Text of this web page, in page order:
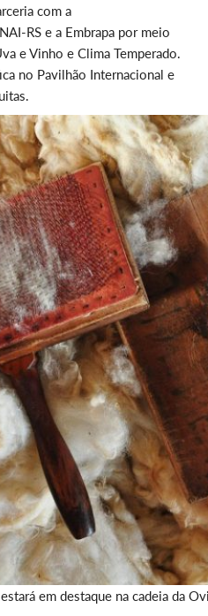
com a
RS e a Embrapa por meio
e Vinho e Clima Temperado.
no Pavilhão Internacional e
em destaque na cadeia da